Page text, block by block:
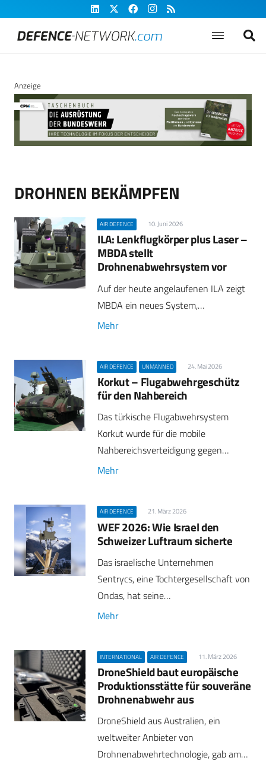
Anzeige
DROHNEN BEKÄMPFEN
AIR DEFENCE 10. Juni 2026
ILA: Lenkflugkörper plus Laser –
MBDA stellt
Drohnenabwehrsystem vor
Auf der heute angelaufenen ILA zeigt
MBDA ein neues System,…
Mehr
AIR DEFENCE UNMANNED 24. Mai 2026
Korkut – Flugabwehrgeschütz
für den Nahbereich
Das türkische Flugabwehrsystem
Korkut wurde für die mobile
Nahbereichsverteidigung gegen…
Mehr
AIR DEFENCE 21. März 2026
WEF 2026: Wie Israel den
Schweizer Luftraum sicherte
Das israelische Unternehmen
Sentrycs, eine Tochtergesellschaft von
Ondas, hat seine…
Mehr
INTERNATIONAL AIR DEFENCE 11. März 2026
DroneShield baut europäische
Produktionsstätte für souveräne
Drohnenabwehr aus
DroneShield aus Australien, ein
weltweiter Anbieter von
Drohnenabwehrtechnologie, gab am…